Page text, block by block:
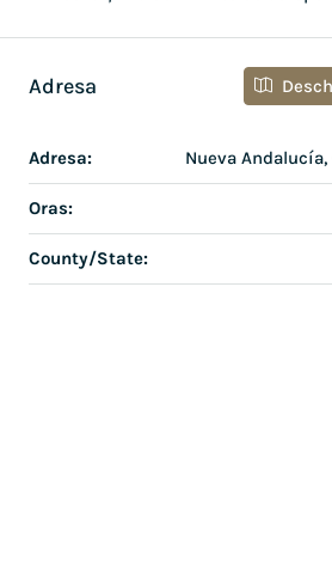
Adresa
Adresa: Nueva
Oras:
County/State: